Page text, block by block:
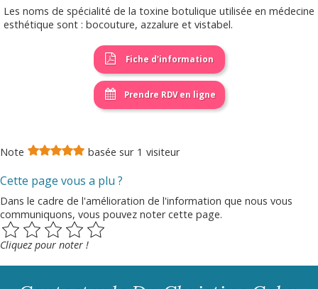
Les noms de spécialité de la toxine botulique utilisée en médecine
esthétique sont : bocouture, azzalure et vistabel.
Fiche d'information
Prendre RDV en ligne
Note basée sur 1 visiteur
Cette page vous a plu ?
Dans le cadre de l'amélioration de l'information que nous vous
communiquons, vous pouvez noter cette page.
Cliquez pour noter !